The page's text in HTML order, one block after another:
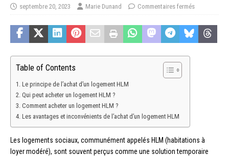
septembre 20, 2023 Marie Dunand Commentaires fermés
Table of Contents
Le principe de l’achat d’un logement HLM
Qui peut acheter un logement HLM ?
Comment acheter un logement HLM ?
Les avantages et inconvénients de l’achat d’un logement HLM
Les logements sociaux, communément appelés HLM (habitations à
loyer modéré), sont souvent perçus comme une solution temporaire